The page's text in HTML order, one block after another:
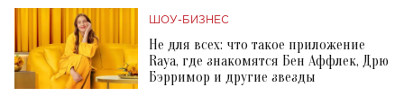
ШОУ-БИЗНЕС
Не для всех: что такое приложение
Raya, где знакомятся Бен Аффлек, Дрю
Бэрримор и другие звезды